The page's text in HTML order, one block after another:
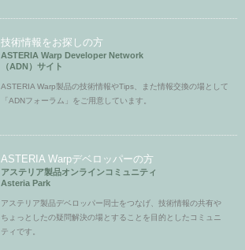
技術情報をお探しの方
ASTERIA Warp Developer Network
（ADN）サイト
ASTERIA Warp製品の技術情報やTips、また情報交換の場として
「ADNフォーラム」をご用意しています。
ASTERIA Warpデベロッパーの方
アステリア製品オンラインコミュニティ
Asteria Park
アステリア製品デベロッパー同士をつなげ、技術情報の共有や
ちょっとしたの疑問解決の場とすることを目的としたコミュニ
ティです。